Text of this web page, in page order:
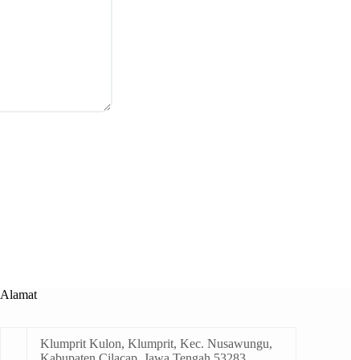
Alamat
Klumprit Kulon, Klumprit, Kec. Nusawungu,